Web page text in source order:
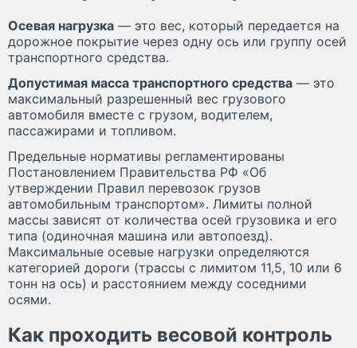
Осевая нагрузка — это вес, который передается на
дорожное покрытие через одну ось или группу осей
транспортного средства.
Допустимая масса транспортного средства — это
максимальный разрешенный вес грузового
автомобиля вместе с грузом, водителем,
пассажирами и топливом.
Предельные нормативы регламентированы
Постановлением Правительства РФ «Об
утверждении Правил перевозок грузов
автомобильным транспортом». Лимиты полной
массы зависят от количества осей грузовика и его
типа (одиночная машина или автопоезд).
Максимальные осевые нагрузки определяются
категорией дороги (трассы с лимитом 11,5, 10 или 6
тонн на ось) и расстоянием между соседними
осями.
Как проходить весовой контроль